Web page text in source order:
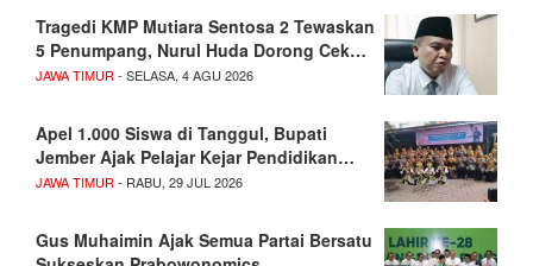
Tragedi KMP Mutiara Sentosa 2 Tewaskan
5 Penumpang, Nurul Huda Dorong Cek…
JAWA TIMUR - SELASA, 4 AGU 2026
Apel 1.000 Siswa di Tanggul, Bupati
Jember Ajak Pelajar Kejar Pendidikan…
JAWA TIMUR - RABU, 29 JUL 2026
Gus Muhaimin Ajak Semua Partai Bersatu